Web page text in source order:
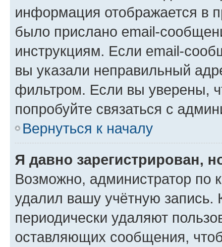
информация отображается в
было прислано email-
инструкциям. Если email-
вы указали неправильный
фильтром. Если вы уверены,
попробуйте связаться с
Вернуться к началу
Я давно зарегистрирован,
Возможно, администратор по
удалил вашу учётную запись.
периодически удаляют
оставляющих сообщения,